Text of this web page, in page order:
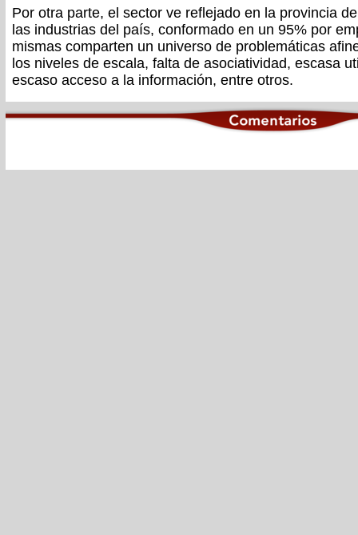
Por otra parte, el sector ve reflejado en la provincia
las industrias del país, conformado en un 95% por
mismas comparten un universo de problemáticas
los niveles de escala, falta de asociatividad, escasa
escaso acceso a la información, entre otros.